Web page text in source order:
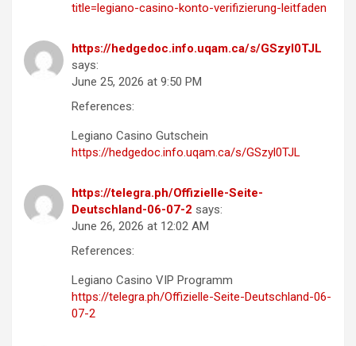
title=legiano-casino-konto-verifizierung-leitfaden
https://hedgedoc.info.uqam.ca/s/GSzyl0TJL
says:
June 25, 2026 at 9:50 PM
References:
Legiano Casino Gutschein
https://hedgedoc.info.uqam.ca/s/GSzyl0TJL
https://telegra.ph/Offizielle-Seite-
Deutschland-06-07-2 says:
June 26, 2026 at 12:02 AM
References:
Legiano Casino VIP Programm
https://telegra.ph/Offizielle-Seite-Deutschland-06-
07-2